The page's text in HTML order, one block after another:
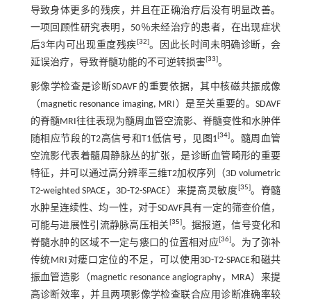
导致身体更多的残疾，并且在正确治疗后没有明显改善。
一项回顾性研究表明，50％未经治疗的患者，在出现症状
后3年内可出现重度残疾 32 。因此长时间未明确诊断，会
延误治疗，导致脊髓功能的不可逆转损害 33 。
影像学检查是诊断SDAVF 的重要依据，其中核磁共振成像
（magnetic resonance imaging, MRI）是至关重要的。SDAVF
的脊髓MRI往往表现为髓周血管空流影、脊髓变性和水肿伴
随相应节段的T2高信号和T1低信号，见 图1 [34 。髓周血管
空流影代表着髓周静脉丛的扩张，是诊断血管畸形的重要
特征，并可以通过高分辨率三维T2加权序列（3D volumetric
T2-weighted SPACE，3D-T2-SPACE）来提高灵敏度 35 。脊髓
水肿呈连续性、均一性，对于SDAVF具有一定的筛查价值，
可能与进展性引流静脉高压相关 35 。据报道，信号变化和
脊髓水肿的区域不一定与瘘口的位置相对应[ 36] 。为了弥补
传统MRI对瘘口定位的不足，可以使用3D-T2-SPACE和磁共
振血管造影（magnetic resonance angiography，MRA）来提
高诊断效率，并且两项影像学检查联合应用诊断准确率较